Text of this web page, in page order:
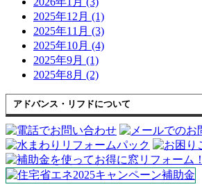
2025年12月 (1)
2025年11月 (3)
2025年10月 (4)
2025年9月 (1)
2025年8月 (2)
アドバンス・リフドについて